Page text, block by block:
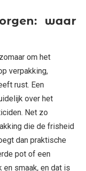
waar
om het
verpakking,
rust. Een
over het
Net zo
die de frisheid
dan praktische
pot of een
smaak, en dat is